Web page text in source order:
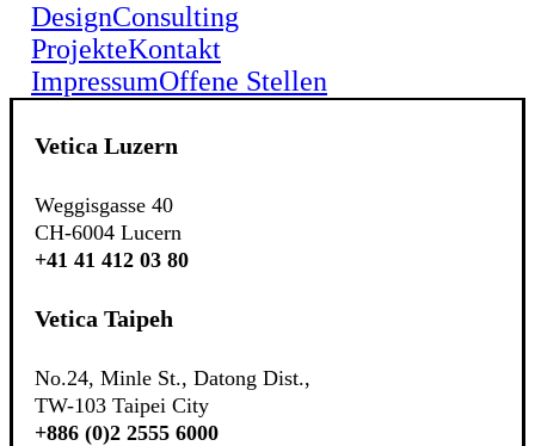
DesignConsulting
ProjekteKontakt
ImpressumOffene Stellen
Vetica Luzern
Weggisgasse 40
CH-6004 Lucern
+41 41 412 03 80
Vetica Taipeh
No.24, Minle St., Datong Dist.,
TW-103 Taipei City
+886 (0)2 2555 6000